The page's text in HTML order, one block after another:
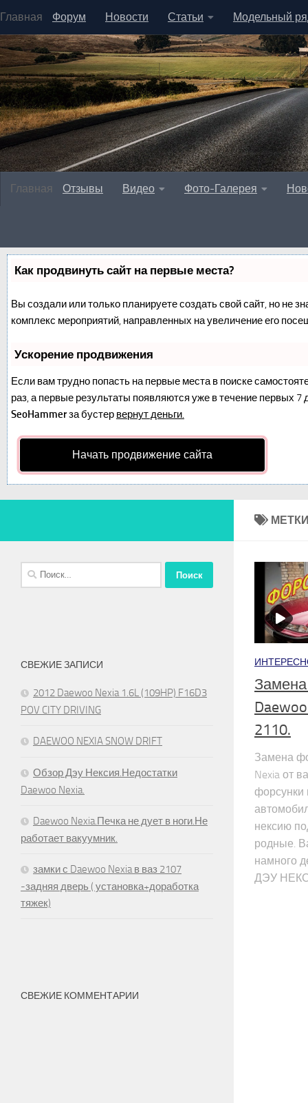
Главная Форум Новости Статьи Модельный
Главная Отзывы Видео Фото-Галерея
Как продвинуть сайт на первые места?
Вы создали или только планируете создать свой сайт, но не
комплекс мероприятий, направленных на увеличение его
Ускорение продвижения
Если вам трудно попасть на первые места в поиске
раз, а первые результаты появляются уже в течение первых 7
SeoHammerза бустер вернут деньги.
Начать продвижение сайта
2110.
Замена
Nexia от
форсунки
нексию
родные.
намного
ДЭУ
Найти:
СВЕЖИЕ ЗАПИСИ
2012 Daewoo Nexia 1.6L (109HP) F16D3
POV CITY DRIVING
DAEWOO NEXIA SNOW DRIFT
Обзор Дэу Нексия.Недостатки
Daewoo Nexia.
Daewoo Nexia.Печка не дует в ноги.Не
работает вакуумник.
замки с Daewoo Nexia в ваз 2107
-задняя дверь ( установка+доработка
тяжек)
СВЕЖИЕ КОММЕНТАРИИ